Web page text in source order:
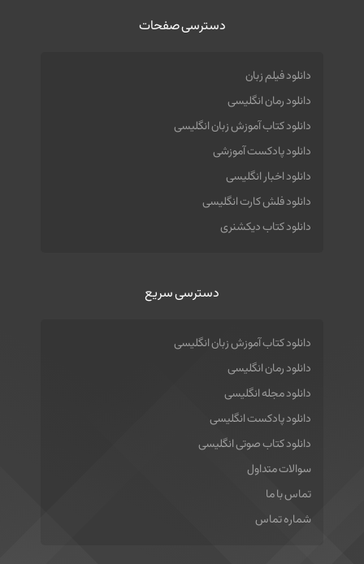
دسترسی صفحات
دانلود فیلم زبان
دانلود رمان انگلیسی
دانلود کتاب آموزش زبان انگلیسی
دانلود پادکست آموزشی
دانلود اخبار انگلیسی
دانلود فلش کارت انگلیسی
دانلود کتاب دیکشنری
دسترسی سریع
دانلود کتاب آموزش زبان انگلیسی
دانلود رمان انگلیسی
دانلود مجله انگلیسی
دانلود پادکست انگلیسی
دانلود کتاب صوتی انگلیسی
سوالات متداول
تماس با ما
شماره تماس